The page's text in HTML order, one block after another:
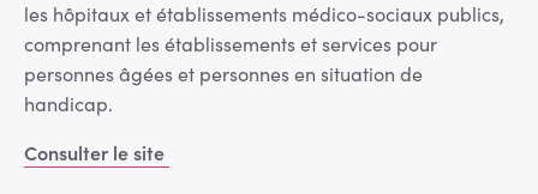
les hôpitaux et établissements médico-sociaux publics,
comprenant les établissements et services pour
personnes âgées et personnes en situation de
handicap.
Consulter le site